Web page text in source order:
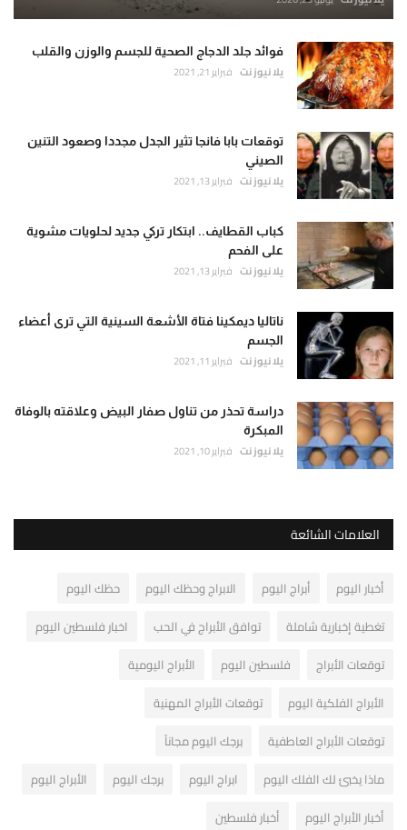
فوائد جلد الدجاج الصحية للجسم والوزن والقلب
يلا نيوز نت فبراير 21, 2021
توقعات بابا فانجا تثير الجدل مجددا وصعود التنين
الصيني
يلا نيوز نت فبراير 13, 2021
كباب القطايف.. ابتكار تركي جديد لحلويات مشوية
على الفحم
يلا نيوز نت فبراير 13, 2021
ناتاليا ديمكينا فتاة الأشعة السينية التي ترى أعضاء
الجسم
يلا نيوز نت فبراير 11, 2021
دراسة تحذر من تناول صفار البيض وعلاقته بالوفاة
المبكرة
يلا نيوز نت فبراير 10, 2021
العلامات الشائعة
أخبار اليوم أبراج اليوم الابراج وحظك اليوم
حظك اليوم
تغطية إخبارية شاملة
توافق الأبراج في الحب
اخبار فلسطين اليوم
توقعات الأبراج
فلسطين اليوم
الأبراج اليومية
الأبراج الفلكية اليوم
توقعات الأبراج المهنية
توقعات الأبراج العاطفية
برجك اليوم مجاناً
ماذا يخبئ لك الفلك اليوم
ابراج اليوم برجك اليوم
الأبراج اليوم
أخبار الأبراج اليوم
أخبار فلسطين